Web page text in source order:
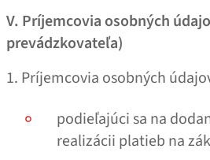
V. Príjemcovia osobných
prevádzkovateľa)
1. Príjemcovia osobných
podieľajúci sa na
realizácii platieb na